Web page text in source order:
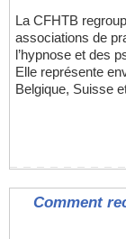
La CFHTB
associations de
l’hypnose et des
Elle représente
Belgique, Suisse
Comment